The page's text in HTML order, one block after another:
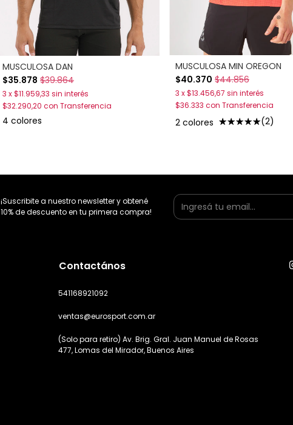
MUSCULOSA DAN
$35.878 $39.864
3 x$11.959,33 sin interés
$32.290,20 con Transferencia
4 colores
MUSCULOSA MIN OREGON
$40.370 $44.856
(2)
3 x$13.456,67 sin interés
$36.333 con Transferencia
2 colores
¡Suscribite a nuestro newsletter y obtené
10% de descuento en tu primera compra!
Contactános
541168921092
ventas@eurosport.com.ar
(Solo para retiro) Av. Brig. Gral. Juan Manuel de Rosas
477, Lomas del Mirador, Buenos Aires